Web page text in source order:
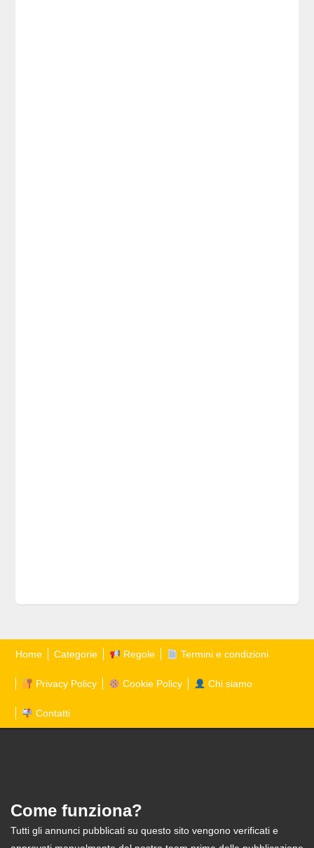
Home Categorie Regole Termini e condizioni
Privacy Policy Cookie Policy Chi siamo
Contatti
Come funziona?
Tutti gli annunci pubblicati su questo sito vengono verificati e